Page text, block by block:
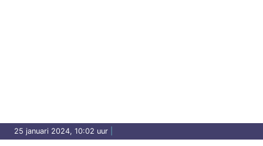
25 januari 2024, 10:02 uur